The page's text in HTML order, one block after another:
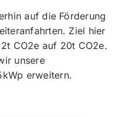
auf die Förderung
Ziel hier
CO2e auf 20t CO2e.
unsere
erweitern.